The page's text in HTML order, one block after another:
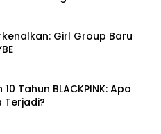
Girl Group Baru
Tahun BLACKPINK: Apa
Terjadi?